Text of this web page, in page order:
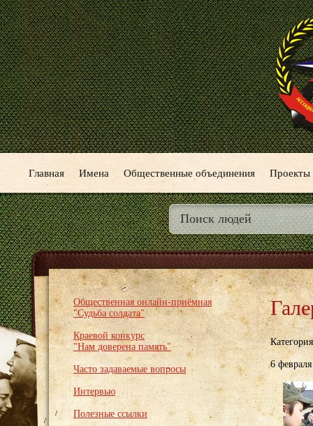
Главная Имена Общественные объединения Проекты
Общественная онлайн-приёмная
"Судьба солдата"
Краевой конкурс
"Нам доверена память"
Часто задаваемые вопросы
Интервью
Полезные ссылки
6